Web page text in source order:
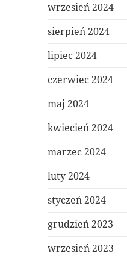
wrzesień 2024
sierpień 2024
lipiec 2024
czerwiec 2024
maj 2024
kwiecień 2024
marzec 2024
luty 2024
styczeń 2024
grudzień 2023
wrzesień 2023